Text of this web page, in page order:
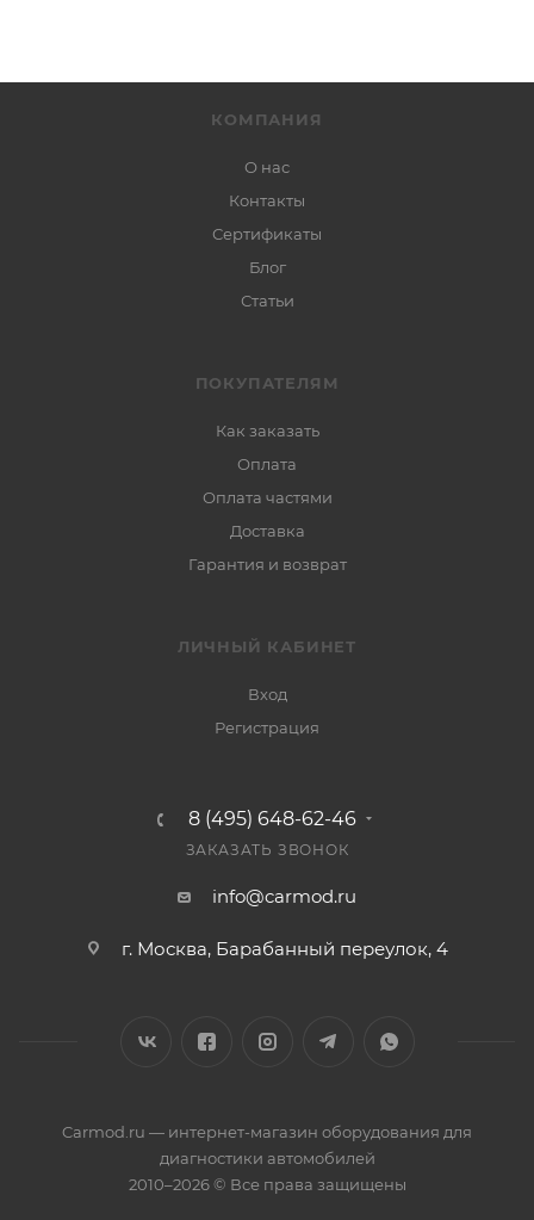
КОМПАНИЯ
О нас
Контакты
Сертификаты
Блог
Статьи
ПОКУПАТЕЛЯМ
Как заказать
Оплата
Оплата частями
Доставка
Гарантия и возврат
ЛИЧНЫЙ КАБИНЕТ
Вход
Регистрация
8 (495) 648-62-46
ЗАКАЗАТЬ ЗВОНОК
info@carmod.ru
г. Москва, Барабанный переулок, 4
Carmod.ru — интернет-магазин оборудования для
диагностики автомобилей
2010–2026 © Все права защищены